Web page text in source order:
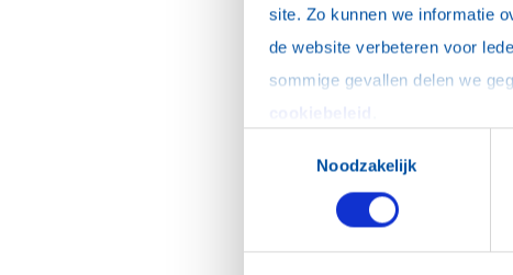
site. Zo kunnen we informatie
de website verbeteren voor
Noodzakelijk